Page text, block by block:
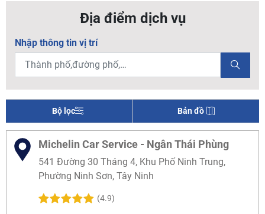
Địa điểm dịch vụ
Nhập thông tin vị trí
Bộ lọc Bản đồ
Michelin Car Service - Ngân Thái Phùng
541 Đường 30 Tháng 4, Khu Phố Ninh Trung,
Phường Ninh Sơn, Tây Ninh
(4.9)